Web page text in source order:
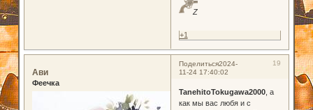
Z
+1
Поделиться 19
2024-
11-24 17:40:02
Ави
Феечка
TanehitoTokugawa2000, а
как мы вас любя и с